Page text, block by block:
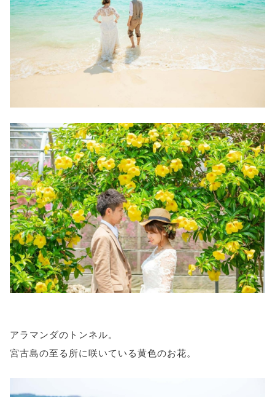
アラマンダのトンネル。
宮古島の至る所に咲いている黄色のお花。